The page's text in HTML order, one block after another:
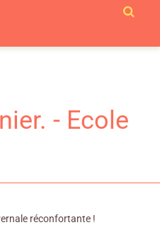
- Ecole
réconfortante !